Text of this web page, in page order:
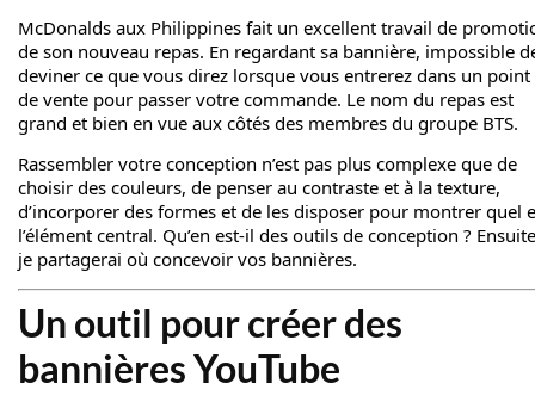
McDonalds aux Philippines fait un excellent travail de
de son nouveau repas. En regardant sa bannière, impossible
deviner ce que vous direz lorsque vous entrerez dans un point
de vente pour passer votre commande. Le nom du repas est
grand et bien en vue aux côtés des membres du groupe BTS.
Rassembler votre conception n’est pas plus complexe que de
choisir des couleurs, de penser au contraste et à la texture,
d’incorporer des formes et de les disposer pour montrer quel
l’élément central. Qu’en est-il des outils de conception ?
je partagerai où concevoir vos bannières.
Un outil pour créer des
bannières YouTube